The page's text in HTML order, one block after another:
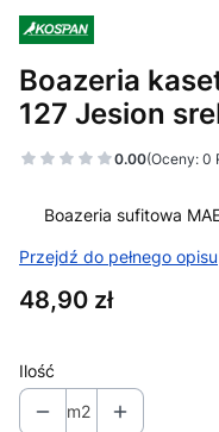
Boazeria
127 Jesion
0.00(Oceny: 0
Boazeria sufitowa
Przejdź do pełnego opisu
Cena
48,90 zł
Ilość
m2